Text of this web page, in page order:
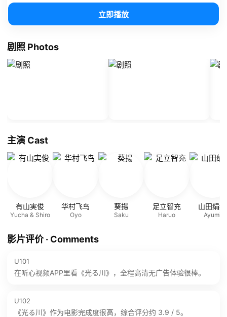
立即播放
剧照 Photos
主演 Cast
有山実俊
Yucha & Shiro
华村飞鸟
Oyo
葵揚
Saku
足立智充
Haruo
山田绢绪
Ayumi
影片评价 · Comments
U101
在听心视频APP里看《光る川》，全程高清无广告体验很棒。
U102
《光る川》作为电影完成度很高，综合评分约 3.9 / 5。